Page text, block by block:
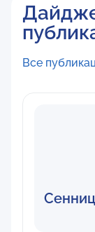
Все